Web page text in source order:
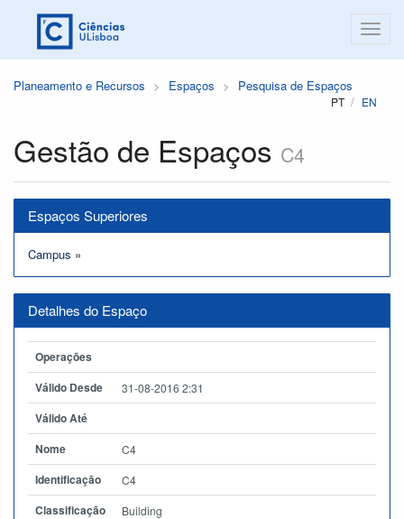
Planeamento e Recursos Espaços Pesquisa de Espaços
PT EN
Gestão de Espaços C4
Espaços Superiores
Campus »
Detalhes do Espaço
Operações
Válido Desde
31-08-2016 2:31
Válido Até
Nome
C4
Identificação C4
Classificação Building